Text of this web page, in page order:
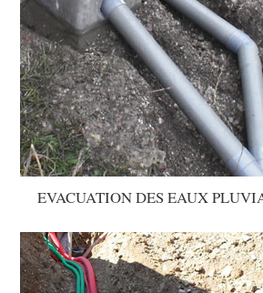
EVACUATION DES EAUX